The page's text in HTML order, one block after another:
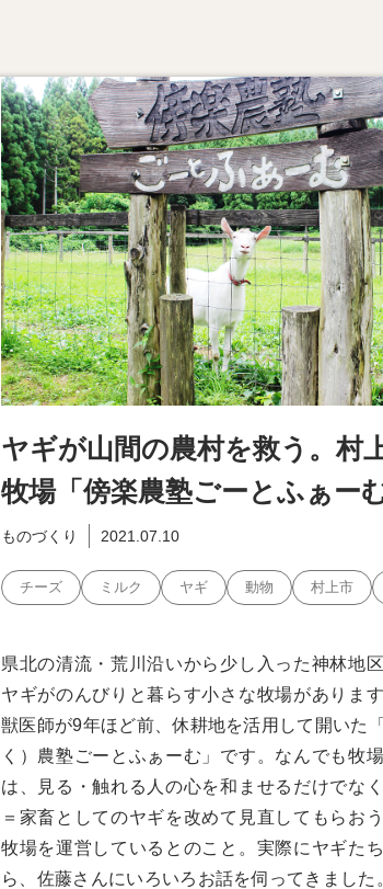
ヤギが山間の農村を救う。村
牧場「傍楽農塾ごーとふぁーむ
ものづくり 2021.07.10
チーズ ミルク ヤギ 動物 村上市
県北の清流・荒川沿いから少し入った神林地区
ヤギがのんびりと暮らす小さな牧場がありま
獣医師が9年ほど前、休耕地を活用して開いた
く）農塾ごーとふぁーむ」です。なんでも牧
は、見る・触れる人の心を和ませるだけでなく
＝家畜としてのヤギを改めて見直してもらお
牧場を運営しているとのこと。実際にヤギた
ら、佐藤さんにいろいろお話を伺ってきました